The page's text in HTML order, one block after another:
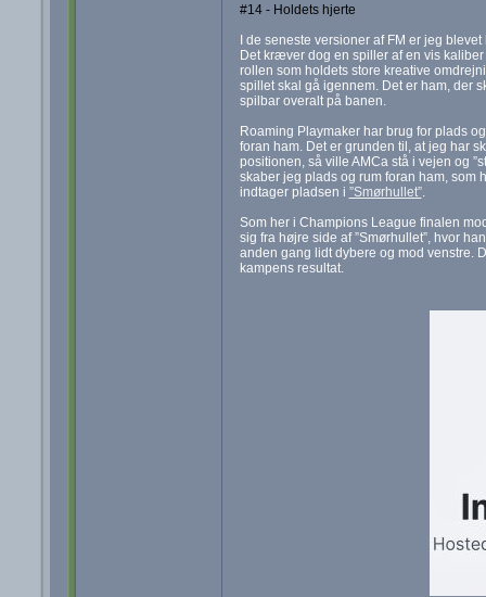
#14 - Holdets hjerte
I de seneste versioner af FM er jeg
Det kræver dog en spiller af en vis
rollen som holdets store kreative
spillet skal gå igennem. Det er ham, der
spilbar overalt på banen.
Roaming Playmaker har brug for plads
foran ham. Det er grunden til, at jeg har
positionen, så ville AMCa stå i vejen og
skaber jeg plads og rum foran ham, som
indtager pladsen i ”Smørhullet”.
Som her i Champions League finalen
sig fra højre side af ”Smørhullet”, hvor
anden gang lidt dybere og mod venstre.
kampens resultat.